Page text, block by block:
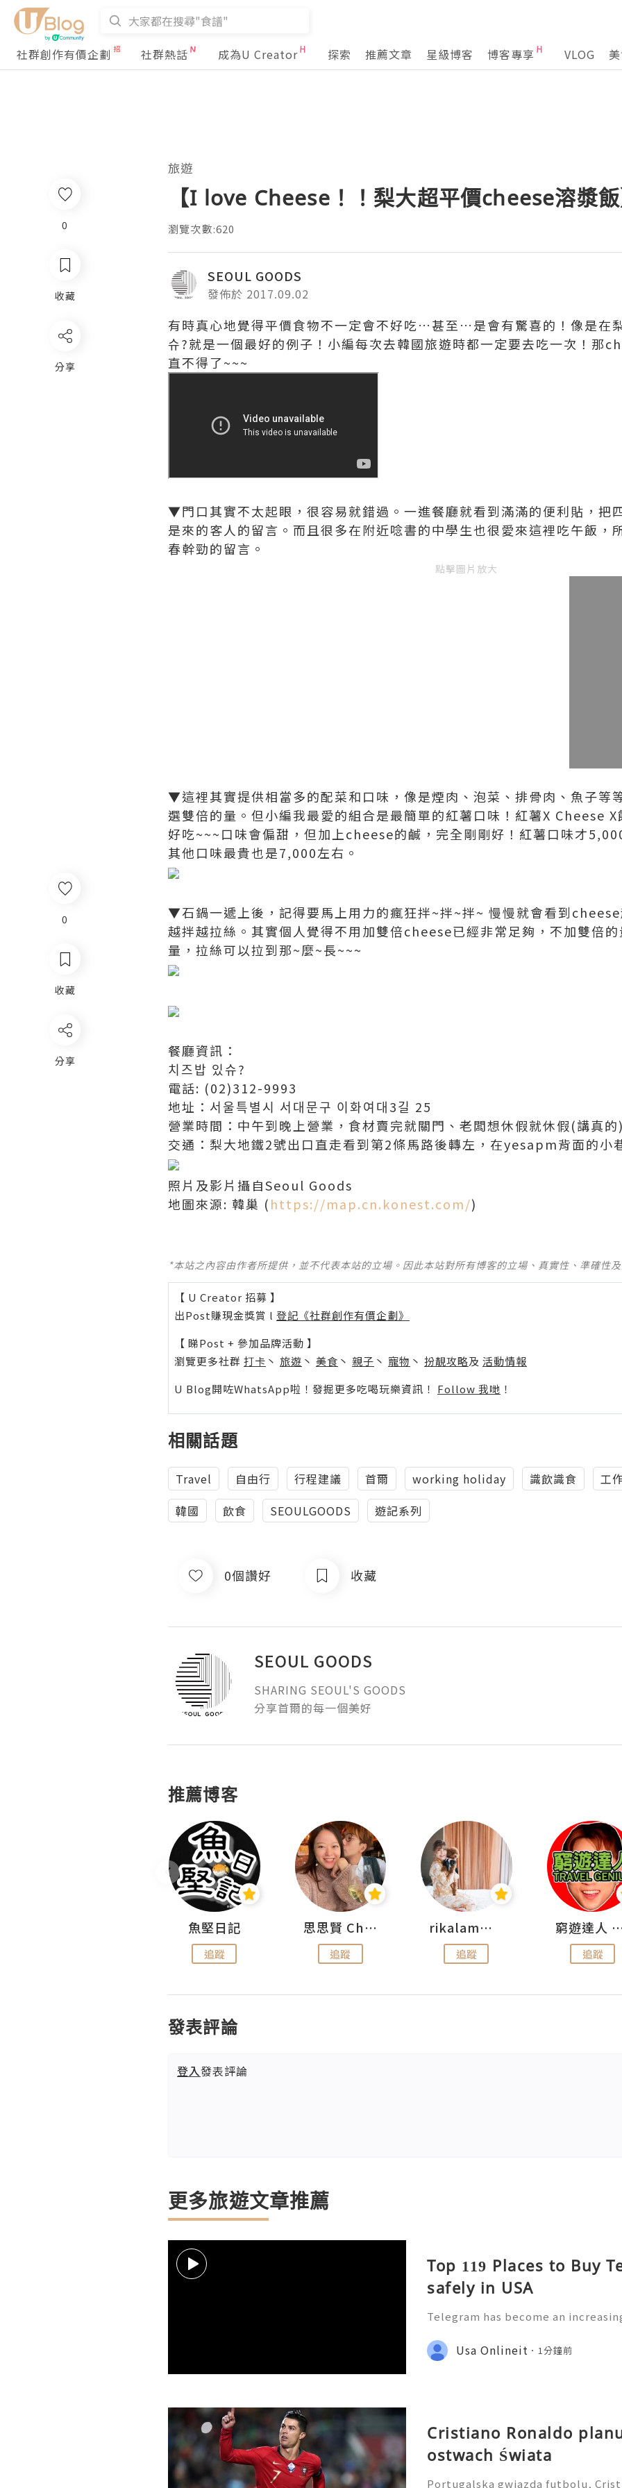
社群創作有價企劃 社群熱話 成為U Creator 探索 推薦文章 星級博客 博客專享 VLOG
0
收藏
分享
旅遊
【I love Cheese！！梨大超平價cheese溶漿
瀏覽次數:620
SEOUL GOODS
發佈於 2017.09.02
有時真心地覺得平價食物不一定會不好吃…甚至…是會有驚喜的！像是在
슈?就是一個最好的例子！小編每次去韓國旅遊時都一定要去吃一次！那
直不得了~~~
▼門口其實不太起眼，很容易就錯過。一進餐廳就看到滿滿的便利貼，把
是來的客人的留言。而且很多在附近唸書的中學生也很愛來這裡吃午飯，
春幹勁的留言。
點擊圖片放大
▼這裡其實提供相當多的配菜和口味，像是煙肉、泡菜、排骨肉、魚子等
選雙倍的量。但小編我最愛的組合是最簡單的紅薯口味！紅薯X Cheese
好吃~~~口味會偏甜，但加上cheese的鹹，完全剛剛好！紅薯口味才
其他口味最貴也是7,000左右。
▼石鍋一遞上後，記得要馬上用力的瘋狂拌~拌~拌~ 慢慢就會看到
越拌越拉絲。其實個人覺得不用加雙倍cheese已經非常足夠，不加雙倍
量，拉絲可以拉到那~麼~長~~~
餐廳資訊：
치즈밥 있슈?
電話: (02)312-9993
地址：서울특별시 서대문구 이화여대3길 25
營業時間：中午到晚上營業，食材賣完就關門、老闆想休假就休假(講真
交通：梨大地鐵2號出口直走看到第2條馬路後轉左，在yesapm背面的小
照片及影片攝自Seoul Goods
地圖來源: 韓巢 (https://map.cn.konest.com/)
*本站之內容由作者所提供，並不代表本站的立場。因此本站對所有博客的立場、真實性、準確性
【 U Creator 招募 】
出Post賺現金獎賞 l 登記《社群創作有價企劃》
【 睇Post + 參加品牌活動 】
瀏覽更多社群 打卡 丶 旅遊 丶 美食 丶 親子 丶 寵物 丶 扮靚攻略及 活動情報
U Blog開咗WhatsApp啦！發掘更多吃喝玩樂資訊！ Follow 我哋 ！
相關話題
Travel 自由行 行程建議 首爾 working holiday 識飲識食
工
韓國
飲食 SEOULGOODS 遊記系列
0個讚好 收藏
SEOUL GOODS
SHARING SEOUL'S GOODS
分享首爾的每一個美好
推薦博客
魚堅日記
追蹤
思思賢 ChillMyBabe
追蹤
rikalammm
追蹤
窮遊達人
追蹤
發表評論
登入發表評論
更多旅遊文章推薦
Top 119 Places to Buy
safely in USA
Telegram has become an
tent distribution, and digital
rs, agencies, and marketers
Usa Onlineit 1分鐘前
Cristiano Ronaldo
ostwach Świata
Portugalska gwiazda futbolu,
0
收藏
分享